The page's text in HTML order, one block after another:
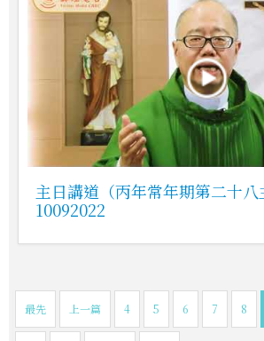
主日講道（丙年常年期第二十八
10092022
最先 上一篇 4 5 6 7 8